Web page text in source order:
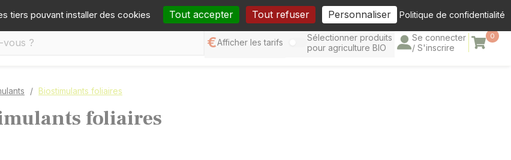
05 65 77 99 70 Mail : contact@germineo.com Facebook
Afficher les tarifs
Sélectionner produits
pour agriculture BIO
Se connecter
/ S'inscrire
0
Panier
Biostimulants foliaires
foliaires
tiers pouvant installer des cookies Tout accepter Tout refuser Personnaliser Politique de confidentialité